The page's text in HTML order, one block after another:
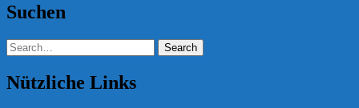
Suchen
Nützliche Links